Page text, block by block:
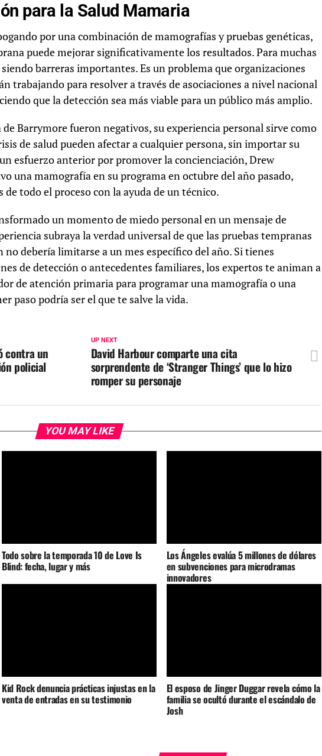
para la Salud Mamaria
por una combinación de mamografías y pruebas genéticas,
puede mejorar significativamente los resultados. Para muchas
barreras importantes. Es un problema que organizaciones
trabajando para resolver a través de asociaciones a nivel nacional
que la detección sea más viable para un público más amplio.
Barrymore fueron negativos, su experiencia personal sirve como
de salud pueden afectar a cualquier persona, sin importar su
esfuerzo anterior por promover la concienciación, Drew
una mamografía en su programa en octubre del año pasado,
de todo el proceso con la ayuda de un técnico.
un momento de miedo personal en un mensaje de
subraya la verdad universal de que las pruebas tempranas
no debería limitarse a un mes específico del año. Si tienes
de detección o antecedentes familiares, los expertos te animan a
de atención primaria para programar una mamografía o una
paso podría ser el que te salve la vida.
UP NEXT
David Harbour comparte una cita
sorprendente de ‘Stranger Things’ que lo hizo
romper su personaje
contra un
policial
YOU MAY LIKE
Todo sobre la temporada 10 de Love Is
Blind: fecha, lugar y más
Los Ángeles evalúa 5 millones de dólares
en subvenciones para microdramas
innovadores
Kid Rock denuncia prácticas injustas en la
venta de entradas en su testimonio
El esposo de Jinger Duggar revela cómo la
familia se ocultó durante el escándalo de
Josh